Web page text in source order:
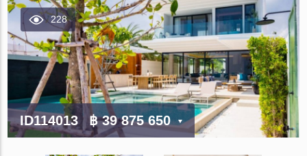
228
ID114013 ฿ 39 875 650